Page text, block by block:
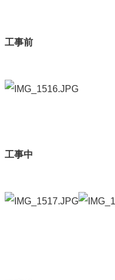
工事前
工事中